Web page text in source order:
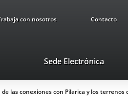
con nosotros Contacto
Sede ElectrónicaLink
las conexiones con Pilarica y los